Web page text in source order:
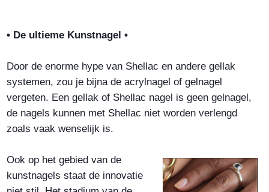
• De ultieme Kunstnagel •
Door de enorme hype van Shellac en andere gellak
systemen, zou je bijna de acrylnagel of gelnagel
vergeten. Een gellak of Shellac nagel is geen gelnagel,
de nagels kunnen met Shellac niet worden verlengd
zoals vaak wenselijk is.
Ook op het gebied van de
kunstnagels staat de innovatie